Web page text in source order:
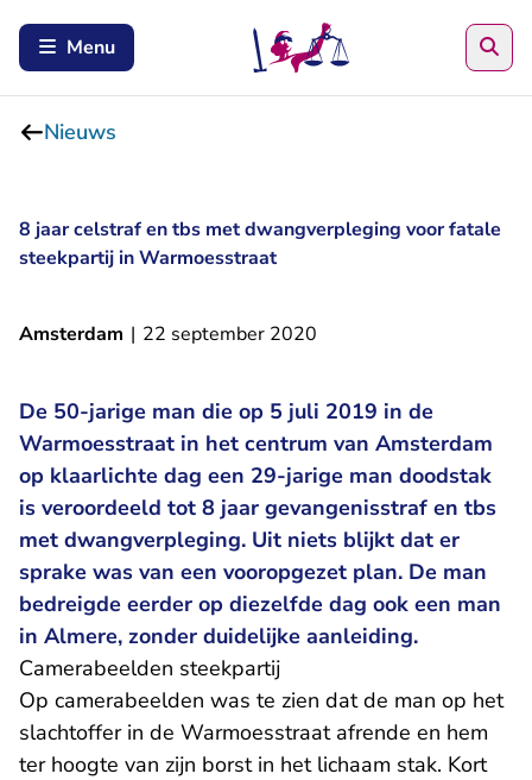
Menu
Nieuws
8 jaar celstraf en tbs met dwangverpleging voor fatale
steekpartij in Warmoesstraat
Amsterdam | 22 september 2020
De 50-jarige man die op 5 juli 2019 in de
Warmoesstraat in het centrum van Amsterdam
op klaarlichte dag een 29-jarige man doodstak
is veroordeeld tot 8 jaar gevangenisstraf en tbs
met dwangverpleging. Uit niets blijkt dat er
sprake was van een vooropgezet plan. De man
bedreigde eerder op diezelfde dag ook een man
in Almere, zonder duidelijke aanleiding.
Camerabeelden steekpartij
Op camerabeelden was te zien dat de man op het
slachtoffer in de Warmoesstraat afrende en hem
ter hoogte van zijn borst in het lichaam stak. Kort